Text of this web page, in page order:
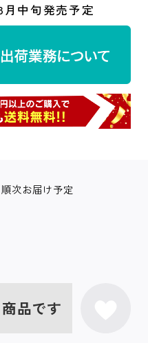
月中旬発売予定
次お届け予定
品です